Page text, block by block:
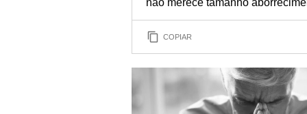
não merece tamanho
COPIAR